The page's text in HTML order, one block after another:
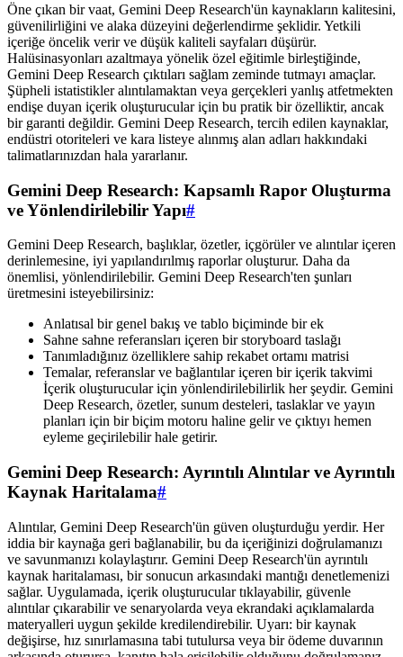
Öne çıkan bir vaat, Gemini Deep Research'ün kaynakların kalitesini,
güvenilirliğini ve alaka düzeyini değerlendirme şeklidir. Yetkili
içeriğe öncelik verir ve düşük kaliteli sayfaları düşürür.
Halüsinasyonları azaltmaya yönelik özel eğitimle birleştiğinde,
Gemini Deep Research çıktıları sağlam zeminde tutmayı amaçlar.
Şüpheli istatistikler alıntılamaktan veya gerçekleri yanlış atfetmekten
endişe duyan içerik oluşturucular için bu pratik bir özelliktir, ancak
bir garanti değildir. Gemini Deep Research, tercih edilen kaynaklar,
endüstri otoriteleri ve kara listeye alınmış alan adları hakkındaki
talimatlarınızdan hala yararlanır.
Gemini Deep Research: Kapsamlı Rapor Oluşturma
ve Yönlendirilebilir Yapı#
Gemini Deep Research, başlıklar, özetler, içgörüler ve alıntılar içeren
derinlemesine, iyi yapılandırılmış raporlar oluşturur. Daha da
önemlisi, yönlendirilebilir. Gemini Deep Research'ten şunları
üretmesini isteyebilirsiniz:
Anlatısal bir genel bakış ve tablo biçiminde bir ek
Sahne sahne referansları içeren bir storyboard taslağı
Tanımladığınız özelliklere sahip rekabet ortamı matrisi
Temalar, referanslar ve bağlantılar içeren bir içerik takvimi
İçerik oluşturucular için yönlendirilebilirlik her şeydir. Gemini
Deep Research, özetler, sunum desteleri, taslaklar ve yayın
planları için bir biçim motoru haline gelir ve çıktıyı hemen
eyleme geçirilebilir hale getirir.
Gemini Deep Research: Ayrıntılı Alıntılar ve Ayrıntılı
Kaynak Haritalama#
Alıntılar, Gemini Deep Research'ün güven oluşturduğu yerdir. Her
iddia bir kaynağa geri bağlanabilir, bu da içeriğinizi doğrulamanızı
ve savunmanızı kolaylaştırır. Gemini Deep Research'ün ayrıntılı
kaynak haritalaması, bir sonucun arkasındaki mantığı denetlemenizi
sağlar. Uygulamada, içerik oluşturucular tıklayabilir, güvenle
alıntılar çıkarabilir ve senaryolarda veya ekrandaki açıklamalarda
materyalleri uygun şekilde kredilendirebilir. Uyarı: bir kaynak
değişirse, hız sınırlamasına tabi tutulursa veya bir ödeme duvarının